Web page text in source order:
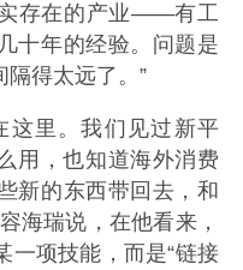
存在的产业——有工
十年的经验。问题是
得太远了。”
这里。我们见过新平
用，也知道海外消费
新的东西带回去，和
海瑞说，在他看来，
一项技能，而是“链接